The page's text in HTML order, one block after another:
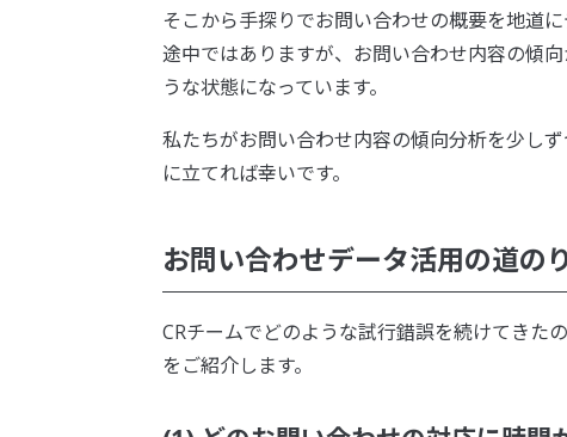
そこから手探りでお問い合わせの概要を地道
途中ではありますが、お問い合わせ内容の傾
うな状態になっています。
私たちがお問い合わせ内容の傾向分析を少し
に立てれば幸いです。
お問い合わせデータ活用の道のり
CRチームでどのような試行錯誤を続けてきた
をご紹介します。